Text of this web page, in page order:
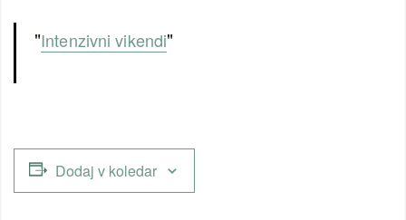
Intenzivni vikendi
Dodaj v koledar